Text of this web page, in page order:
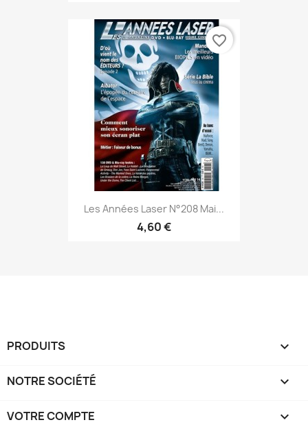
Les Années Laser N°208 Mai...
4,60 €
favorite_border
PRODUITS 
NOTRE SOCIÉTÉ 
VOTRE COMPTE 